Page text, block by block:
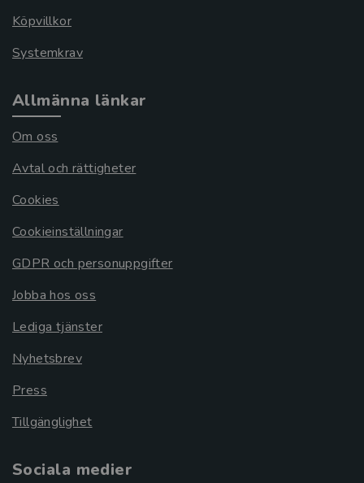
Köpvillkor
Systemkrav
Allmänna länkar
Om oss
Avtal och rättigheter
Cookies
Cookieinställningar
GDPR och personuppgifter
Jobba hos oss
Lediga tjänster
Nyhetsbrev
Press
Tillgänglighet
Sociala medier